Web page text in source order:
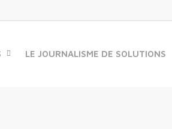
LE JOURNALISME DE SOLUTIONS